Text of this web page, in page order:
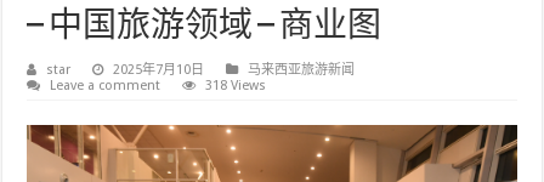
– 中国旅游领域 – 商业图
star 2025年7月10日
马来西亚旅游新闻
Leave a comment
318 Views